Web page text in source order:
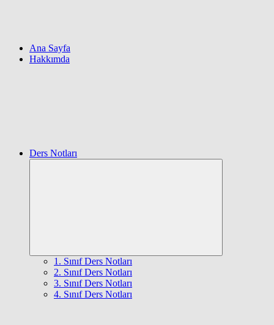
Ana Sayfa
Hakkımda
Ders Notları
1. Sınıf Ders Notları
2. Sınıf Ders Notları
3. Sınıf Ders Notları
4. Sınıf Ders Notları